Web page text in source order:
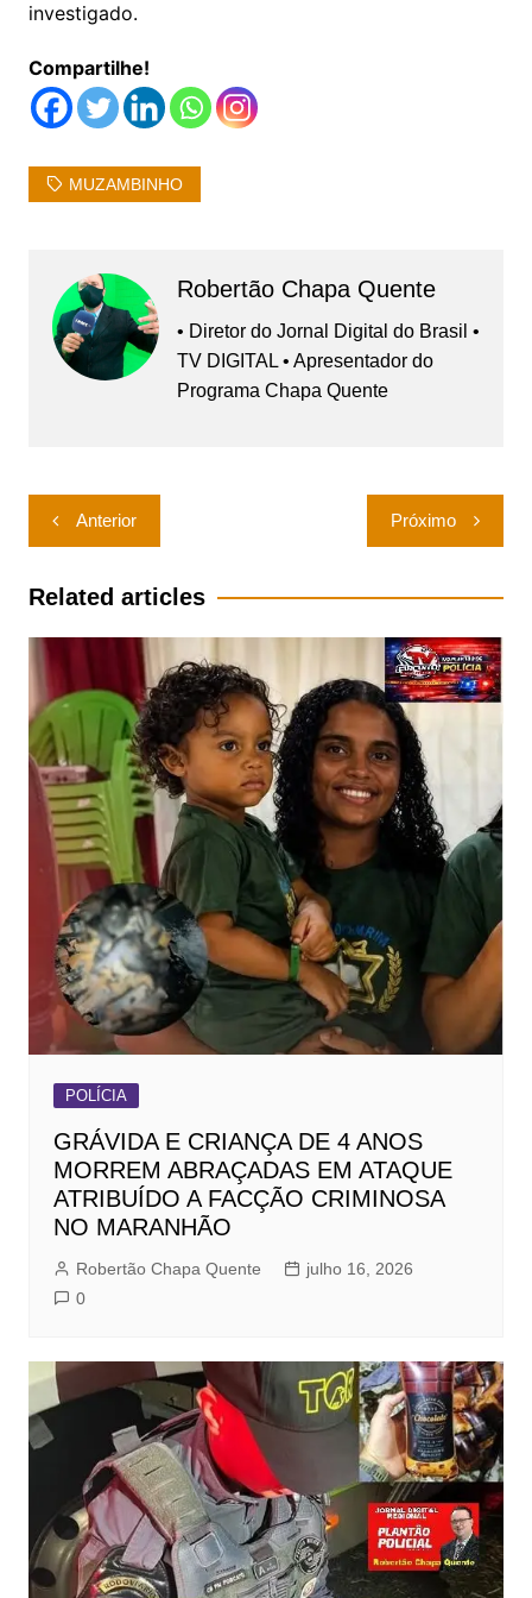
investigado.
Compartilhe!
MUZAMBINHO
Robertão Chapa Quente
• Diretor do Jornal Digital do Brasil •
TV DIGITAL • Apresentador do
Programa Chapa Quente
Navegação
de
Post
Anterior Próximo
Related articles
POLÍCIA
GRÁVIDA E CRIANÇA DE 4 ANOS
MORREM ABRAÇADAS EM ATAQUE
ATRIBUÍDO A FACÇÃO CRIMINOSA
NO MARANHÃO
Robertão Chapa Quente
julho 16, 2026
0